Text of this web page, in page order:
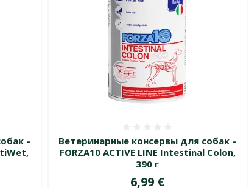
–
Ветеринарные консервы для собак –
FORZA10 ACTIVE LINE Intestinal Colon,
390 г
Цена
6,99 €